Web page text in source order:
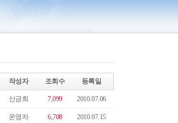
작성자 조회수 등록일
신금희 7,099 2010.07.06
운영자 6,708 2010.07.15